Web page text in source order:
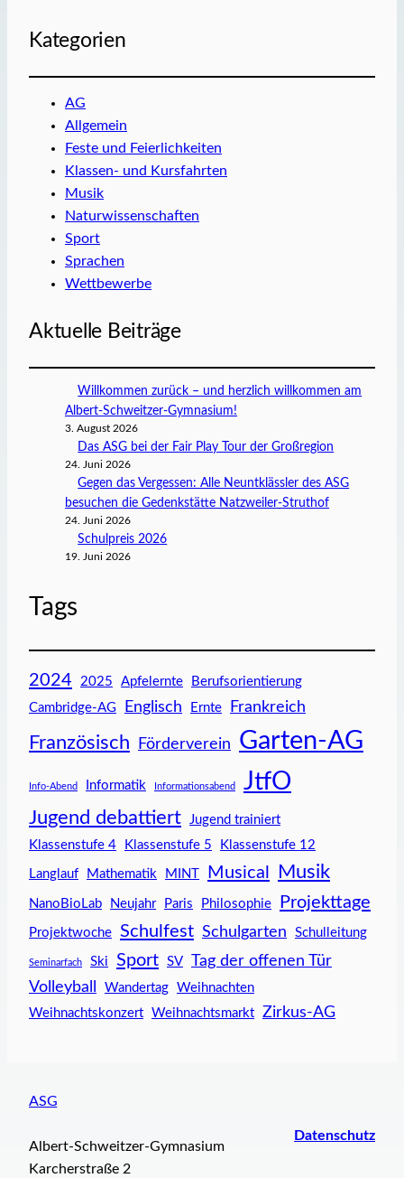
Kategorien
AG
Allgemein
Feste und Feierlichkeiten
Klassen- und Kursfahrten
Musik
Naturwissenschaften
Sport
Sprachen
Wettbewerbe
Aktuelle Beiträge
Willkommen zurück – und herzlich willkommen am
Albert-Schweitzer-Gymnasium!
3. August 2026
Das ASG bei der Fair Play Tour der Großregion
24. Juni 2026
Gegen das Vergessen: Alle Neuntklässler des ASG
besuchen die Gedenkstätte Natzweiler-Struthof
24. Juni 2026
Schulpreis 2026
19. Juni 2026
Tags
2024 2025 Apfelernte
Berufsorientierung
Cambridge-AG
Englisch Ernte Frankreich
Französisch Förderverein Garten-AG
Info-Abend Informatik Informationsabend JtfO
Jugend debattiert Jugend trainiert
Klassenstufe 4
Klassenstufe 5 Klassenstufe 12
Langlauf Mathematik MINT Musical Musik
NanoBioLab Neujahr Paris Philosophie Projekttage
Projektwoche Schulfest Schulgarten Schulleitung
Seminarfach Ski Sport SV Tag der offenen Tür
Volleyball
Wandertag Weihnachten
Weihnachtskonzert Weihnachtsmarkt Zirkus-AG
ASG
Albert-Schweitzer-Gymnasium
Karcherstraße 2
Datenschutz